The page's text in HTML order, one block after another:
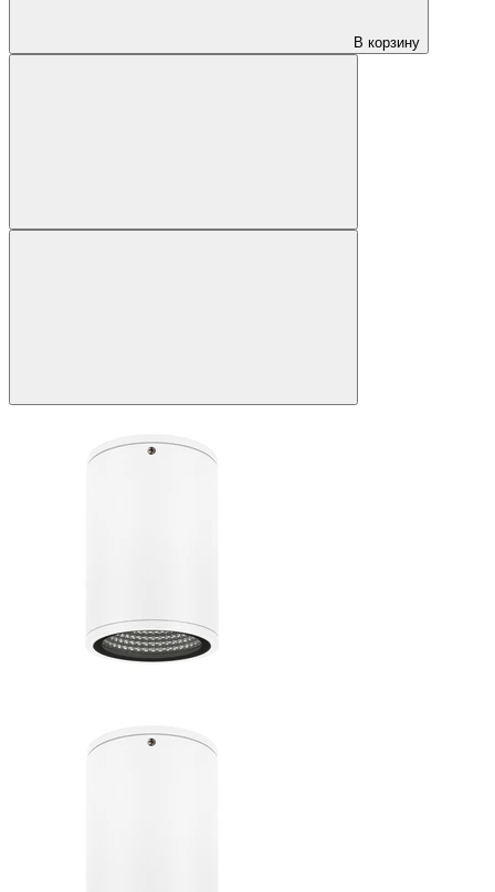
В корзину